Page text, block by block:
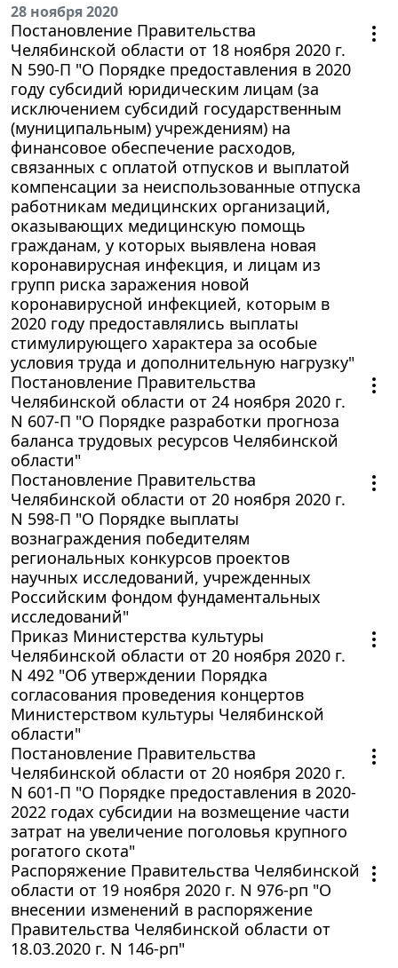
28 ноября 2020
Постановление Правительства
Челябинской области от 18 ноября 2020 г.
N 590-П "О Порядке предоставления в 2020
году субсидий юридическим лицам (за
исключением субсидий государственным
(муниципальным) учреждениям) на
финансовое обеспечение расходов,
связанных с оплатой отпусков и выплатой
компенсации за неиспользованные отпуска
работникам медицинских организаций,
оказывающих медицинскую помощь
гражданам, у которых выявлена новая
коронавирусная инфекция, и лицам из
групп риска заражения новой
коронавирусной инфекцией, которым в
2020 году предоставлялись выплаты
стимулирующего характера за особые
условия труда и дополнительную нагрузку"
Постановление Правительства
Челябинской области от 24 ноября 2020 г.
N 607-П "О Порядке разработки прогноза
баланса трудовых ресурсов Челябинской
области"
Постановление Правительства
Челябинской области от 20 ноября 2020 г.
N 598-П "О Порядке выплаты
вознаграждения победителям
региональных конкурсов проектов
научных исследований, учрежденных
Российским фондом фундаментальных
исследований"
Приказ Министерства культуры
Челябинской области от 20 ноября 2020 г.
N 492 "Об утверждении Порядка
согласования проведения концертов
Министерством культуры Челябинской
области"
Постановление Правительства
Челябинской области от 20 ноября 2020 г.
N 601-П "О Порядке предоставления в 2020-
2022 годах субсидии на возмещение части
затрат на увеличение поголовья крупного
рогатого скота"
Распоряжение Правительства Челябинской
области от 19 ноября 2020 г. N 976-рп "О
внесении изменений в распоряжение
Правительства Челябинской области от
18.03.2020 г. N 146-рп"